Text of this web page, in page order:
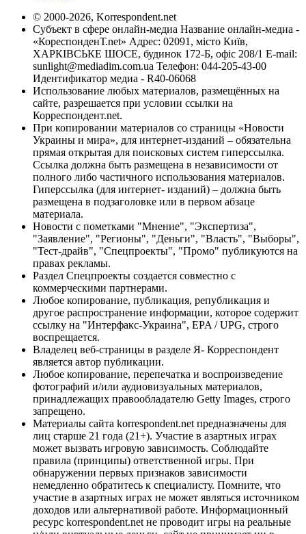
© 2000-2026, Korrespondent.net
Субъект в сфере онлайн-медиа Название онлайн-медиа -
«КореспонденТ.net» Адрес: 02091, місто Київ,
ХАРКІВСЬКЕ ШОСЕ, будинок 172-Б, офіс 208/1 E-mail:
sunlight@mediadim.com.ua Телефон: 044-205-43-00
Идентификатор медиа - R40-06068
Использование любых материалов, размещённых на
сайте, разрешается при условии ссылки на
Корреспондент.net.
При копировании материалов со страницы «Новости
Украины и мира», для интернет-изданий – обязательна
прямая открытая для поисковых систем гиперссылка.
Ссылка должна быть размещена в независимости от
полного либо частичного использования материалов.
Гиперссылка (для интернет- изданий) – должна быть
размещена в подзаголовке или в первом абзаце
материала.
Новости с пометками "Мнение", "Экспертиза",
"Заявление", "Регионы", "Деньги", "Власть", "Выборы",
"Тест-драйв", "Спецпроекты", "Промо" публикуются на
правах рекламы.
Раздел Спецпроекты создается совместно с
коммерческими партнерами.
Любое копирование, публикация, републикация и
другое распространение информации, которое содержит
ссылку на "Интерфакс-Украина", EPA / UPG, строго
воспрещается.
Владелец веб-страницы в разделе Я- Корреспондент
является автор публикации.
Любое копирование, перепечатка и воспроизведение
фотографий и/или аудиовизуальных материалов,
принадлежащих правообладателю Getty Images, строго
запрещено.
Материалы сайта korrespondent.net предназначены для
лиц старше 21 года (21+). Участие в азартных играх
может вызвать игровую зависимость. Соблюдайте
правила (принципы) ответственной игры. При
обнаружении первых признаков зависимости
немедленно обратитесь к специалисту. Помните, что
участие в азартных играх не может являться источником
доходов или альтернативой работе. Информационный
ресурс korrespondent.net не проводит игры на реальные